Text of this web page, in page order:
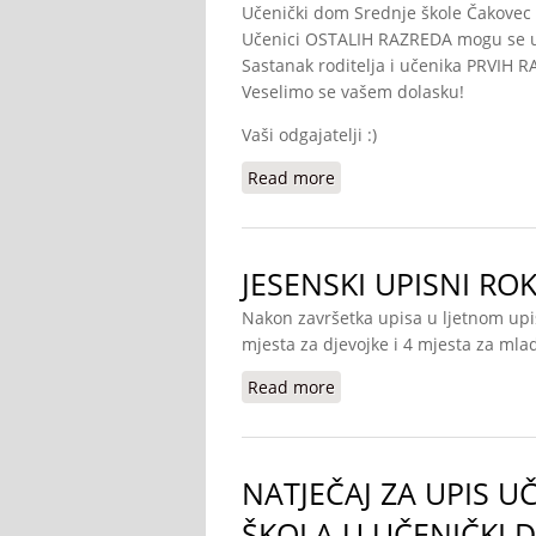
Učenički dom Srednje škole
Učenici OSTALIH RAZREDA mogu
Sastanak roditelja i učenika PRVIH
Veselimo se vašem dolasku!
Vaši odgajatelji :)
Read more
JESENSKI UPISNI
Nakon završetka upisa u ljetnom
mjesta za djevojke i 4 mjesta za
Read more
NATJEČAJ ZA UPIS